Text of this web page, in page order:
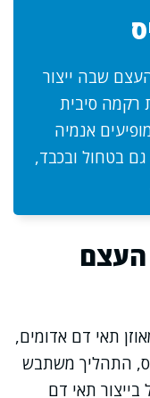
שבה ייצור
רקמה סיבית
אנמיה
גם בטחול ובכבד,
תאי דם אדומים,
התהליך משתבש
תאי דם